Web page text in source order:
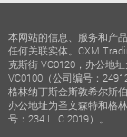
本网站的信息、服务和产
任何关联实体。CXM
克斯街 VC0120，办公地
VC0100（公司编号：
格林纳丁斯金斯敦希尔斯
办公地址为圣文森特和格
号：234 LLC 2019）。